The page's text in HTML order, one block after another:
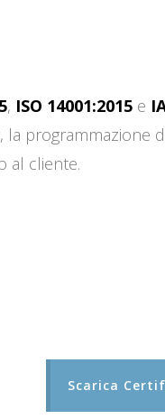
, ISO 14001:2015 e
programmazione
al cliente.
Scarica